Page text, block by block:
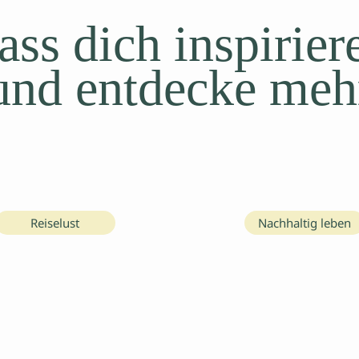
dich
entdecke
Reiselust Nachhaltig leben